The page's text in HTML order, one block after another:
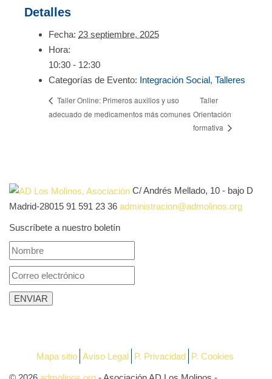
Detalles
Fecha: 23 septiembre, 2025
Hora:
10:30 - 12:30
Categorías de Evento: Integración Social, Talleres
Taller Online: Primeros auxilios y uso
adecuado de medicamentos más comunes
Taller
Orientación
formativa
C/ Andrés Mellado, 10 - bajo D
Madrid-28015 91 591 23 36 administracion@admolinos.org
Suscríbete a nuestro boletín
Mapa sitio Aviso Legal P. Privacidad P. Cookies